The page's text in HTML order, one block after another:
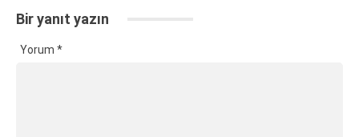
Bir yanıt yazın
Yorum *